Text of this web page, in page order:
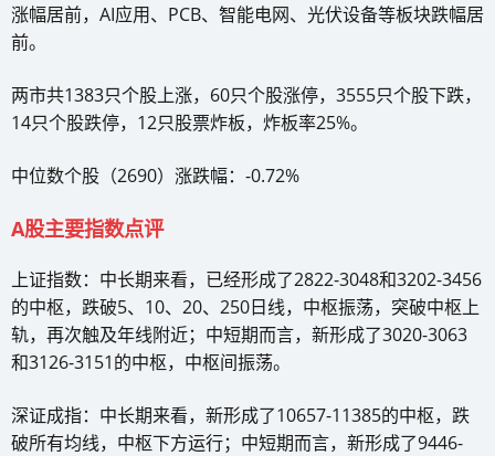
涨幅居前，AI应用、PCB、智能电网、光伏设备等板块跌幅居
前。
两市共1383只个股上涨，60只个股涨停，3555只个股下跌，
14只个股跌停，12只股票炸板，炸板率25%。
中位数个股（2690）涨跌幅：-0.72%
A股主要指数点评
上证指数：中长期来看，已经形成了2822-3048和3202-3456
的中枢，跌破5、10、20、250日线，中枢振荡，突破中枢上
轨，再次触及年线附近；中短期而言，新形成了3020-3063
和3126-3151的中枢，中枢间振荡。
深证成指：中长期来看，新形成了10657-11385的中枢，跌
破所有均线，中枢下方运行；中短期而言，新形成了9446-